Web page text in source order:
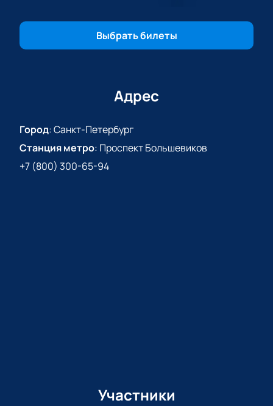
места!
Выбрать билеты
Адрес
Город:Санкт-Петербург
Станция метро: Проспект Большевиков
+7 (800) 300-65-94
Участники